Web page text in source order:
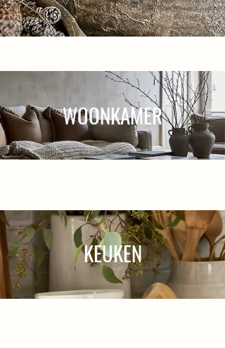
WOONKAMER
KEUKEN